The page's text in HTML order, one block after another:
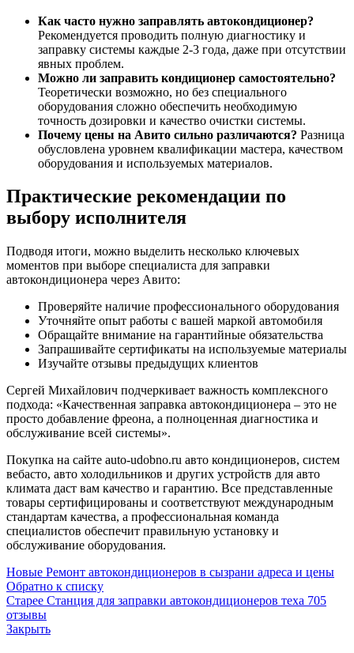
Как часто нужно заправлять автокондиционер?
Рекомендуется проводить полную диагностику и
заправку системы каждые 2-3 года, даже при отсутствии
явных проблем.
Можно ли заправить кондиционер самостоятельно?
Теоретически возможно, но без специального
оборудования сложно обеспечить необходимую
точность дозировки и качество очистки системы.
Почему цены на Авито сильно различаются? Разница
обусловлена уровнем квалификации мастера, качеством
оборудования и используемых материалов.
Практические рекомендации по
выбору исполнителя
Подводя итоги, можно выделить несколько ключевых
моментов при выборе специалиста для заправки
автокондиционера через Авито:
Проверяйте наличие профессионального оборудования
Уточняйте опыт работы с вашей маркой автомобиля
Обращайте внимание на гарантийные обязательства
Запрашивайте сертификаты на используемые материалы
Изучайте отзывы предыдущих клиентов
Сергей Михайлович подчеркивает важность комплексного
подхода: «Качественная заправка автокондиционера – это не
просто добавление фреона, а полноценная диагностика и
обслуживание всей системы».
Покупка на сайте auto-udobno.ru авто кондиционеров, систем
вебасто, авто холодильников и других устройств для авто
климата даст вам качество и гарантию. Все представленные
товары сертифицированы и соответствуют международным
стандартам качества, а профессиональная команда
специалистов обеспечит правильную установку и
обслуживание оборудования.
Новые Ремонт автокондиционеров в сызрани адреса и цены
Обратно к списку
Старее Станция для заправки автокондиционеров теха 705
отзывы
Закрыть